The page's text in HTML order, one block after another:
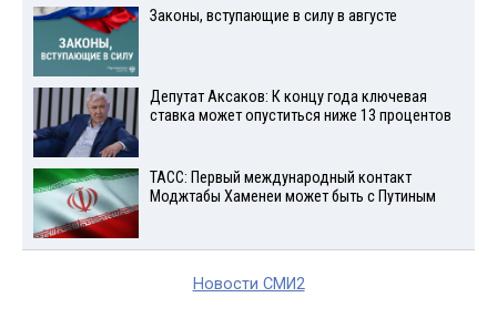
Законы, вступающие в силу в августе
Депутат Аксаков: К концу года ключевая
ставка может опуститься ниже 13 процентов
ТАСС: Первый международный контакт
Моджтабы Хаменеи может быть с Путиным
Новости СМИ2